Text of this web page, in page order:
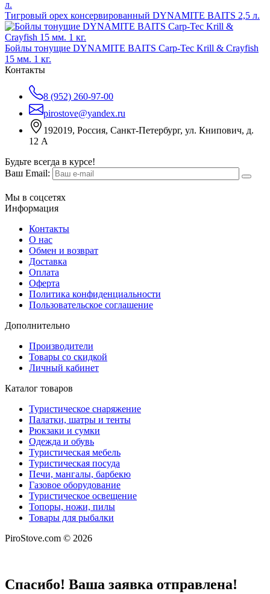
Тигровый орех консервированный DYNAMITE BAITS 2,5 л.
Бойлы тонущие DYNAMITE BAITS Carp-Tec Krill & Crayfish
15 мм. 1 кг.
Контакты
8 (952) 260-97-00
pirostove@yandex.ru
192019, Россия, Санкт-Петербург, ул. Книпович, д.
12 А
Будьте всегда в курсе!
Ваш Email:
Мы в соцсетях
Информация
Контакты
О нас
Обмен и возврат
Доставка
Оплата
Оферта
Политика конфиденциальности
Пользовательское соглашение
Дополнительно
Производители
Товары со скидкой
Личный кабинет
Каталог товаров
Туристическое снаряжение
Палатки, шатры и тенты
Рюкзаки и сумки
Одежда и обувь
Туристическая мебель
Туристическая посуда
Печи, мангалы, барбекю
Газовое оборудование
Туристическое освещение
Топоры, ножи, пилы
Товары для рыбалки
PiroStove.com © 2026
Спасибо! Ваша заявка отправлена!